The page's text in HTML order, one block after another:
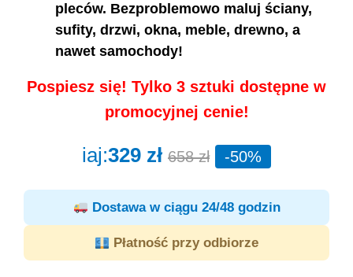
pleców. Bezproblemowo maluj ściany,
sufity, drzwi, okna, meble, drewno, a
nawet samochody!
Pospiesz się! Tylko 3 sztuki dostępne w
promocyjnej cenie!
iaj:329 zł 658 zł -50%
Dostawa w ciągu 24/48 godzin
Płatność przy odbiorze